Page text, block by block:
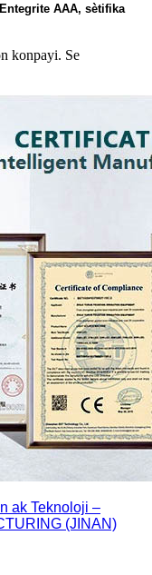
AAA, sètifika
konpayi. Se
ak Teknoloji –
(JINAN)